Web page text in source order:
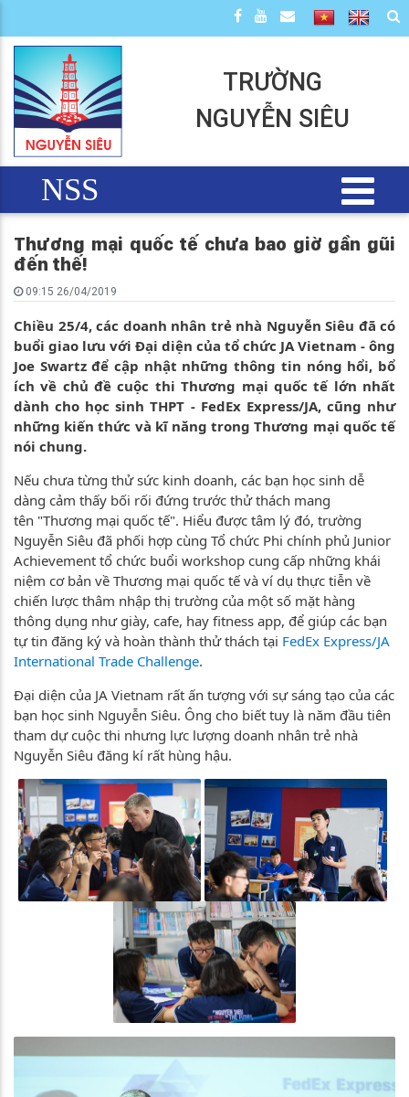
TRƯỜNG
NGUYỄN SIÊU
NSS
Thương mại quốc tế chưa bao giờ gần gũi
đến thế!
09:15 26/04/2019
Chiều 25/4, các doanh nhân trẻ nhà Nguyễn Siêu đã có
buổi giao lưu với Đại diện của tổ chức JA Vietnam - ông
Joe Swartz để cập nhật những thông tin nóng hổi, bổ
ích về chủ đề cuộc thi Thương mại quốc tế lớn nhất
dành cho học sinh THPT - FedEx Express/JA, cũng như
những kiến thức và kĩ năng trong Thương mại quốc tế
nói chung.
Nếu chưa từng thử sức kinh doanh, các bạn học sinh dễ
dàng cảm thấy bối rối đứng trước thử thách mang
tên "Thương mại quốc tế". Hiểu được tâm lý đó, trường
Nguyễn Siêu đã phối hợp cùng Tổ chức Phi chính phủ Junior
Achievement tổ chức buổi workshop cung cấp những khái
niệm cơ bản về Thương mại quốc tế và ví dụ thực tiễn về
chiến lược thâm nhập thị trường của một số mặt hàng
thông dụng như giày, cafe, hay fitness app, để giúp các bạn
tự tin đăng ký và hoàn thành thử thách tại FedEx Express/JA
International Trade Challenge.
Đại diện của JA Vietnam rất ấn tượng với sự sáng tạo của các
bạn học sinh Nguyễn Siêu. Ông cho biết tuy là năm đầu tiên
tham dự cuộc thi nhưng lực lượng doanh nhân trẻ nhà
Nguyễn Siêu đăng kí rất hùng hậu.